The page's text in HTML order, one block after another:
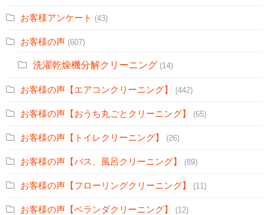
お客様アンケート (43)
お客様の声 (607)
洗濯乾燥機分解クリーニング (14)
お客様の声【エアコンクリーニング】 (442)
お客様の声【おうち丸ごとクリーニング】 (65)
お客様の声【トイレクリーニング】 (26)
お客様の声【バス、風呂クリーニング】 (89)
お客様の声【フローリングクリーニング】 (11)
お客様の声【ベランダクリーニング】 (12)